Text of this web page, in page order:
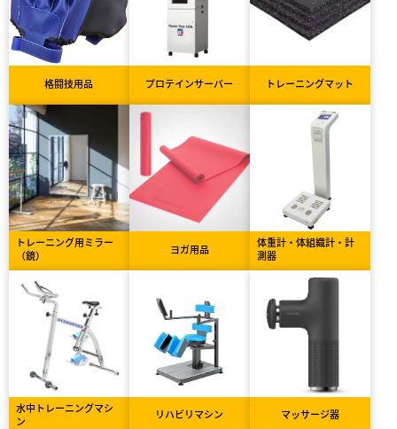
格闘技用品 プロテインサーバー トレーニングマット
トレーニング用ミラー
（鏡）
ヨガ用品
体重計・体組織計・計
測器
水中トレーニングマシ
ン
リハビリマシン マッサージ器